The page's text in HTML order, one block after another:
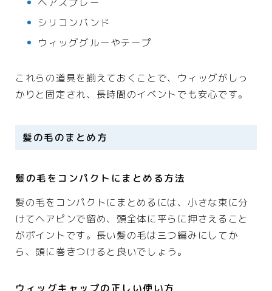
シリコンバンド
ウィッググルーやテープ
これらの道具を揃えておくことで、ウィッグがしっ
かりと固定され、長時間のイベントでも安心です。
髪の毛のまとめ方
髪の毛をコンパクトにまとめる方法
髪の毛をコンパクトにまとめるには、小さな束に分
けてヘアピンで留め、頭全体に平らに押さえること
がポイントです。長い髪の毛は三つ編みにしてか
ら、頭に巻きつけると良いでしょう。
ウィッグキャップの正しい使い方